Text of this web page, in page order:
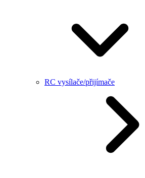
RC vysílače/přijímače